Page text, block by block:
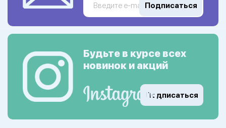
Подписаться
Будьте в курсе всех
новинок и акций
Подписаться